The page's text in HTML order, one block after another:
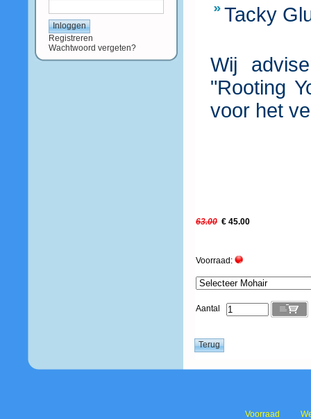
Registreren
Wachtwoord vergeten?
Tacky
Wij
"Rooting
voor het
63.00 € 45.00
Voorraad:
Aantal
Voorraad